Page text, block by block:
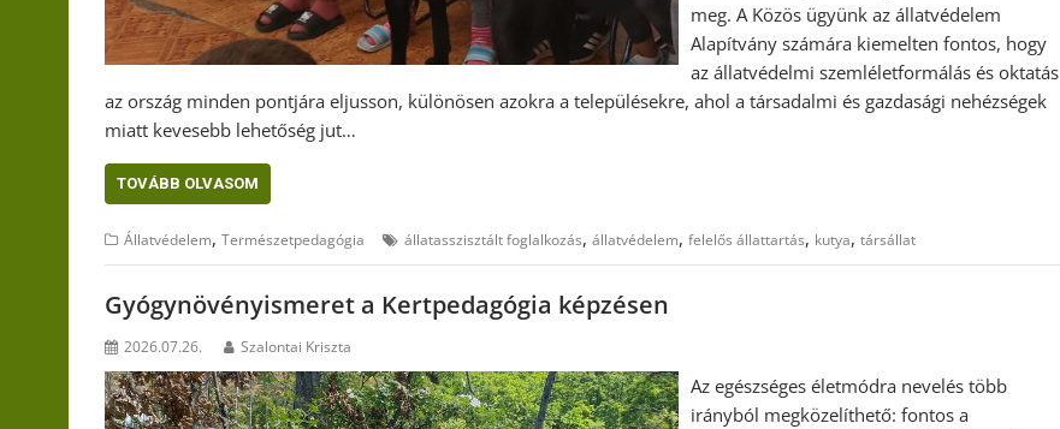
meg. A Közös ügyünk az állatvédelem
Alapítvány számára kiemelten fontos, hogy
az állatvédelmi szemléletformálás és oktatás
az ország minden pontjára eljusson, különösen azokra a településekre, ahol a társadalmi és gazdasági nehézségek
miatt kevesebb lehetőség jut…
TOVÁBB OLVASOM
Állatvédelem, Természetpedagógia állatasszisztált foglalkozás, állatvédelem, felelős állattartás, kutya, társállat
Gyógynövényismeret a Kertpedagógia képzésen
2026.07.26. Szalontai Kriszta
Az egészséges életmódra nevelés több
irányból megközelíthető: fontos a